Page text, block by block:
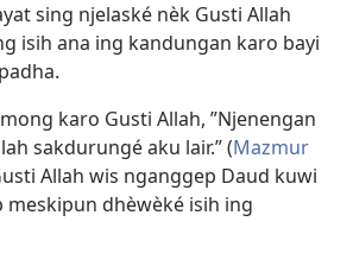
sing njelaské nèk Gusti Allah
isih ana ing kandungan karo bayi
karo Gusti Allah, ”Njenengan
sakdurungé aku lair.” (Mazmur
Allah wis nganggep Daud kuwi
dhèwèké isih ing